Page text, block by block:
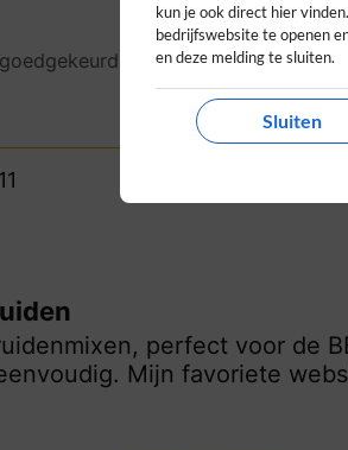
Bekijk ons beleid
perfect voor de
Mijn favoriete
kun je ook direct hier
bedrijfswebsite te openen
en deze melding te sluiten.
Sluiten